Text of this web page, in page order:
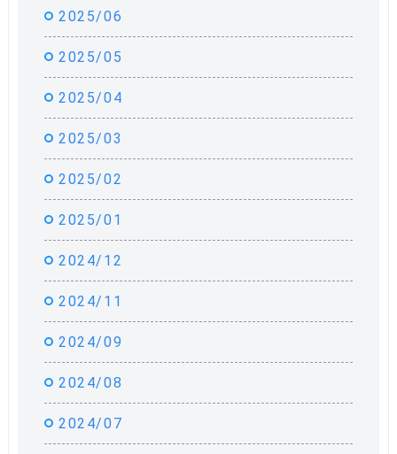
2025/06
2025/05
2025/04
2025/03
2025/02
2025/01
2024/12
2024/11
2024/09
2024/08
2024/07